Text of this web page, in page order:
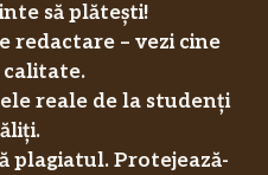
să plătești!
redactare – vezi cine
calitate.
reale de la studenți
plagiatul. Protejează-